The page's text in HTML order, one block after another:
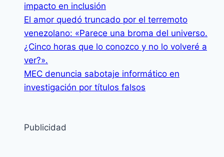
impacto en inclusión
El amor quedó truncado por el terremoto
venezolano: «Parece una broma del universo.
¿Cinco horas que lo conozco y no lo volveré a
ver?».
MEC denuncia sabotaje informático en
investigación por títulos falsos
Publicidad